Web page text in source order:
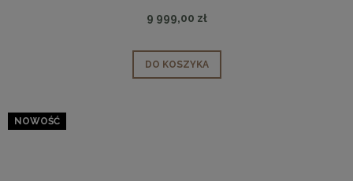
9 999,00 zł
DO KOSZYKA
NOWOŚĆ